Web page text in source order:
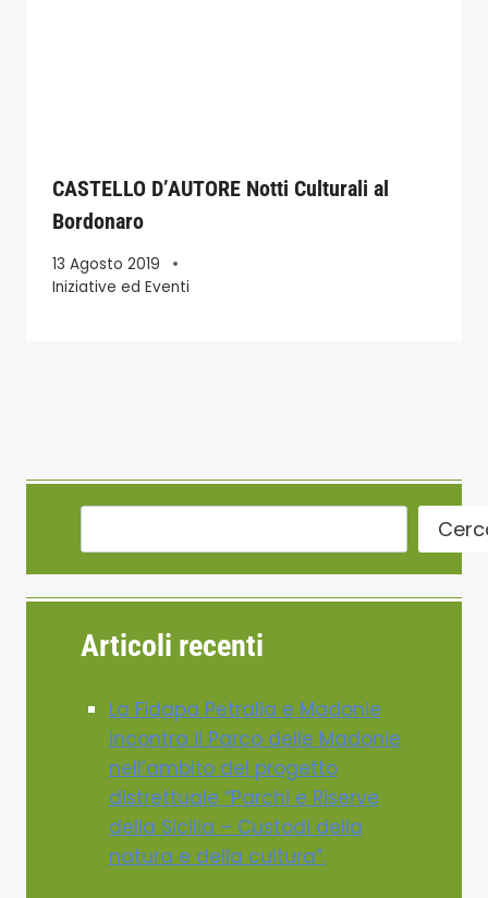
CASTELLO D’AUTORE Notti Culturali al
Bordonaro
13 Agosto 2019
Iniziative ed Eventi
Articoli recenti
La Fidapa Petralia e Madonie
incontra il Parco delle Madonie
nell’ambito del progetto
distrettuale “Parchi e Riserve
della Sicilia – Custodi della
natura e della cultura”.